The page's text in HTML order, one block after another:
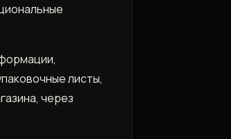
листы,
через